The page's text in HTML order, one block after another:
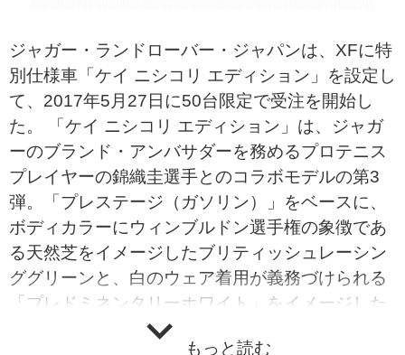
ジャガー・ランドローバー・ジャパンは、XFに特
別仕様車「ケイ ニシコリ エディション」を設定し
て、2017年5月27日に50台限定で受注を開始し
た。 「ケイ ニシコリ エディション」は、ジャガ
ーのブランド・アンバサダーを務めるプロテニス
プレイヤーの錦織圭選手とのコラボモデルの第3
弾。「プレステージ（ガソリン）」をベースに、
ボディカラーにウィンブルドン選手権の象徴であ
る天然芝をイメージしたブリティッシュレーシン
ググリーンと、白のウェア着用が義務づけられる
「プレドミネンタリーホワイト」をイメージした
グレイシャーホワイトの2種類を採用。またフロ
もっと読む